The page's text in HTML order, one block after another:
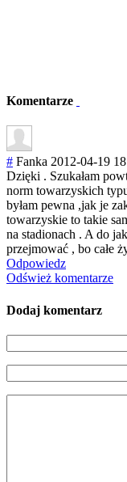
Komentarze
# Fanka 2012-04-19
Dzięki . Szukałam
norm towarzyskich
byłam pewna ,jak je
towarzyskie to takie
na stadionach . A do
przejmować , bo całe
Odpowiedz
Odśwież komentarze
Dodaj komentarz